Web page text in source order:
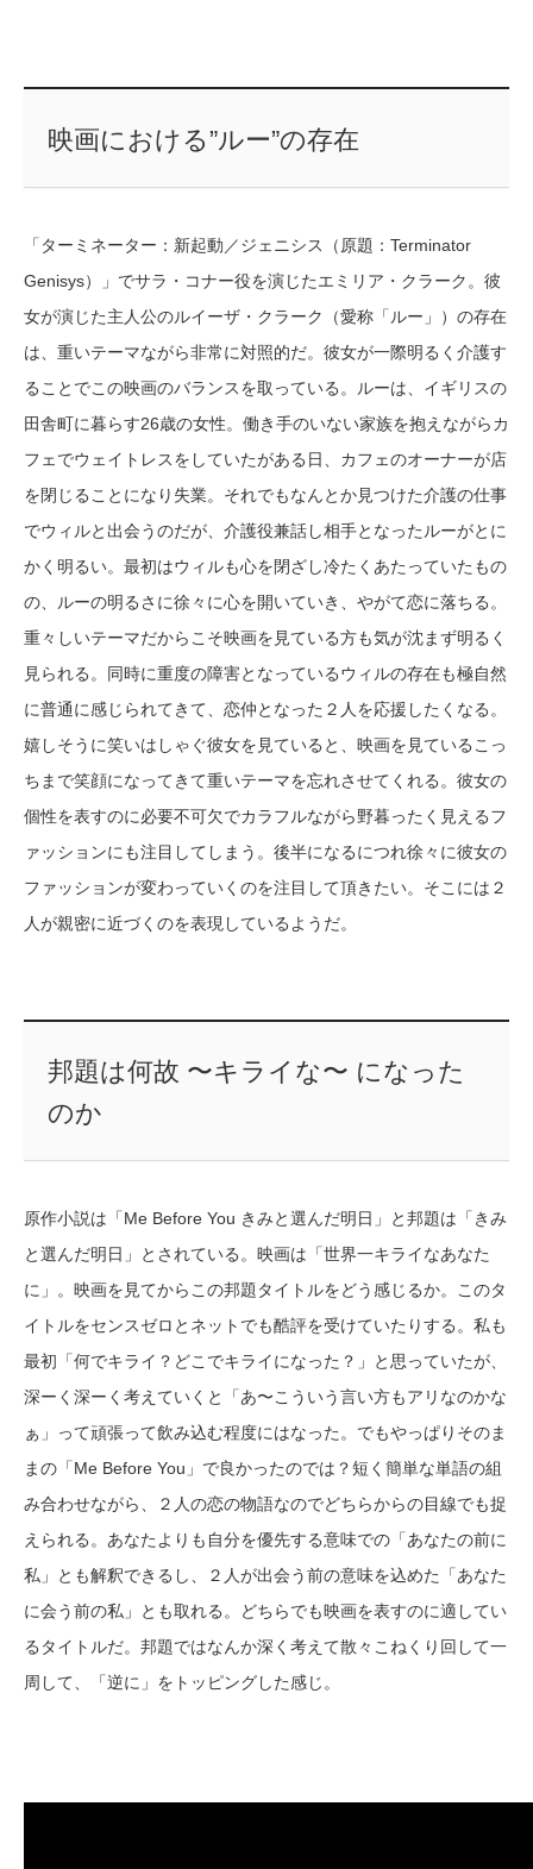
映画における”ルー”の存在
「ターミネーター：新起動／ジェニシス（原題：Terminator
Genisys）」でサラ・コナー役を演じたエミリア・クラーク。彼
女が演じた主人公のルイーザ・クラーク（愛称「ルー」）の存在
は、重いテーマながら非常に対照的だ。彼女が一際明るく介護す
ることでこの映画のバランスを取っている。ルーは、イギリスの
田舎町に暮らす26歳の女性。働き手のいない家族を抱えながらカ
フェでウェイトレスをしていたがある日、カフェのオーナーが店
を閉じることになり失業。それでもなんとか見つけた介護の仕事
でウィルと出会うのだが、介護役兼話し相手となったルーがとに
かく明るい。最初はウィルも心を閉ざし冷たくあたっていたもの
の、ルーの明るさに徐々に心を開いていき、やがて恋に落ちる。
重々しいテーマだからこそ映画を見ている方も気が沈まず明るく
見られる。同時に重度の障害となっているウィルの存在も極自然
に普通に感じられてきて、恋仲となった２人を応援したくなる。
嬉しそうに笑いはしゃぐ彼女を見ていると、映画を見ているこっ
ちまで笑顔になってきて重いテーマを忘れさせてくれる。彼女の
個性を表すのに必要不可欠でカラフルながら野暮ったく見えるフ
ァッションにも注目してしまう。後半になるにつれ徐々に彼女の
ファッションが変わっていくのを注目して頂きたい。そこには２
人が親密に近づくのを表現しているようだ。
邦題は何故 〜キライな〜 になった
のか
原作小説は「Me Before You きみと選んだ明日」と邦題は「きみ
と選んだ明日」とされている。映画は「世界一キライなあなた
に」。映画を見てからこの邦題タイトルをどう感じるか。このタ
イトルをセンスゼロとネットでも酷評を受けていたりする。私も
最初「何でキライ？どこでキライになった？」と思っていたが、
深ーく深ーく考えていくと「あ〜こういう言い方もアリなのかな
ぁ」って頑張って飲み込む程度にはなった。でもやっぱりそのま
まの「Me Before You」で良かったのでは？短く簡単な単語の組
み合わせながら、２人の恋の物語なのでどちらからの目線でも捉
えられる。あなたよりも自分を優先する意味での「あなたの前に
私」とも解釈できるし、２人が出会う前の意味を込めた「あなた
に会う前の私」とも取れる。どちらでも映画を表すのに適してい
るタイトルだ。邦題ではなんか深く考えて散々こねくり回して一
周して、「逆に」をトッピングした感じ。